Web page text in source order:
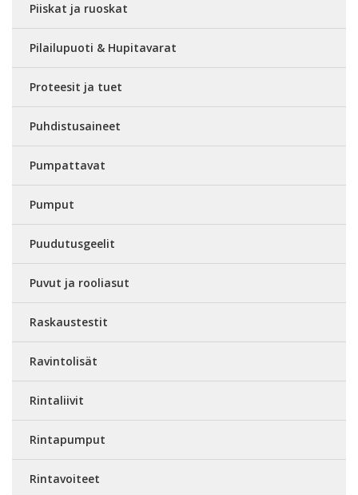
Piiskat ja ruoskat
Pilailupuoti & Hupitavarat
Proteesit ja tuet
Puhdistusaineet
Pumpattavat
Pumput
Puudutusgeelit
Puvut ja rooliasut
Raskaustestit
Ravintolisät
Rintaliivit
Rintapumput
Rintavoiteet